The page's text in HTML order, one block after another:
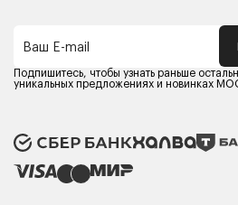
Компания MOON
Оферта
Политика конфиденциальности
Карьера в MOON
Ваш E-mail
Подпишитесь, чтобы узнать раньше
уникальных предложениях и новинках